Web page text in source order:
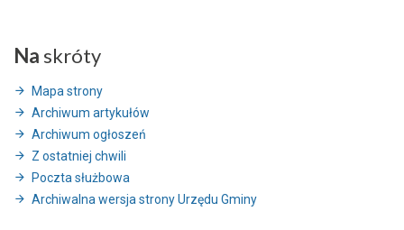
Na skróty
Mapa strony
Archiwum artykułów
Archiwum ogłoszeń
Z ostatniej chwili
Poczta służbowa
Archiwalna wersja strony Urzędu Gminy